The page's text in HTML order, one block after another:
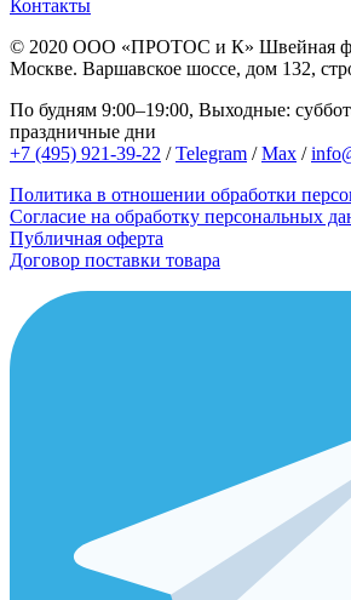
Контакты
© 2020 ООО «ПРОТОС и К» Швейная
Москве. Варшавское шоссе, дом 132,
По будням 9:00–19:00, Выходные:
праздничные дни
+7 (495) 921-39-22 /Telegram /Max /
Политика в отношении обработки
Согласие на обработку персональных
Публичная оферта
Договор поставки товара